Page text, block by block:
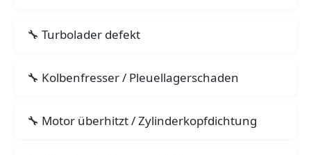
Turbolader defekt
Kolbenfresser / Pleuellagerschaden
Motor überhitzt / Zylinderkopfdichtung